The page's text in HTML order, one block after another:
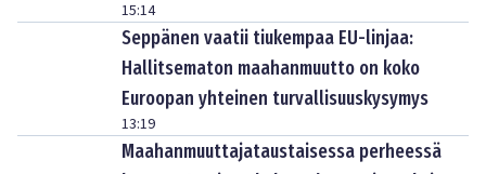
15:14
Seppänen vaatii tiukempaa EU-linjaa:
Hallitsematon maahanmuutto on koko
Euroopan yhteinen turvallisuuskysymys
13:19
Maahanmuuttajataustaisessa perheessä